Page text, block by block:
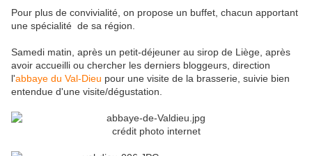
Pour plus de convivialité, on propose un buffet, chacun apportant
une spécialité de sa région.
Samedi matin, après un petit-déjeuner au sirop de Liège, après
avoir accueilli ou chercher les derniers bloggeurs, direction
l'abbaye du Val-Dieu pour une visite de la brasserie, suivie bien
entendue d'une visite/dégustation.
crédit photo internet